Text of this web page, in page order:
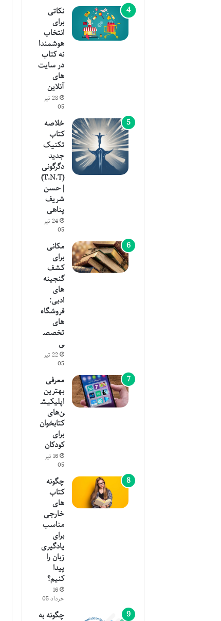
نکاتی
برای
انتخاب
هوشمندا
نه کتاب
در سایت
های
آنلاین
28 تیر
05
خلاصه
کتاب
تکنیک
جدید
دگرگونی
(T.N.T)
| حسن
شریف
پناهی
24 تیر
05
مکانی
برای
کشف
گنجینه
های
ادبی:
فروشگاه
های
تخصص
ی
22 تیر
05
معرفی
بهترین
اپلیکیش
ن‌های
کتابخوان
برای
کودکان
16 تیر
05
چگونه
کتاب
های
خارجی
مناسب
برای
یادگیری
زبان را
پیدا
کنیم؟
16
خرداد 05
چگونه به